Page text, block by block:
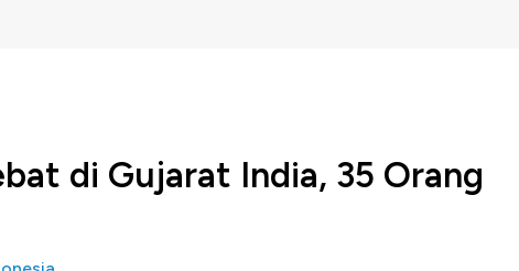
di Gujarat India, 35 Orang